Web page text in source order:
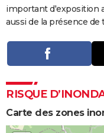
S'inscrire
Se connecter
Lycées
Collèges
Primaires
Universités
Entreprises
Service militaire
Avis de recherche
AVIS DE DÉCÈS
FORUM
Lifestyle
Sport
Television
Cinema
important d'exposition
aussi de la présence
RISQUE
Carte des zones